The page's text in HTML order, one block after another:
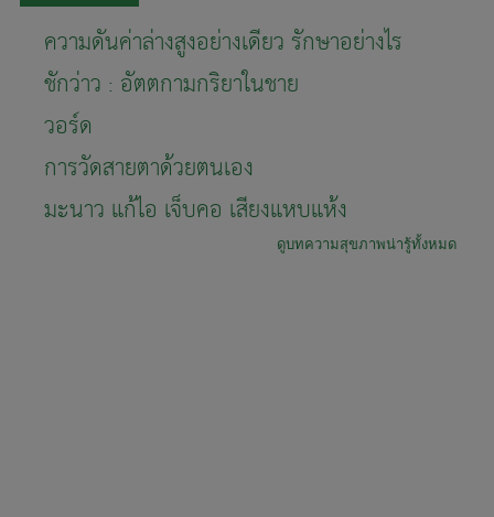
ความดันค่าล่างสูงอย่างเดียว รักษาอย่างไร
ชักว่าว : อัตตกามกริยาในชาย
วอร์ด
การวัดสายตาด้วยตนเอง
มะนาว แก้ไอ เจ็บคอ เสียงแหบแห้ง
ดูบทความสุขภาพน่ารู้ทั้งหมด